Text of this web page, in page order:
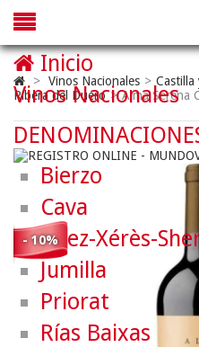
> Vinos Nacionales > Castilla
Ribera del Duero > Alma Serena
- 10%
Inicio
Vinos Nacionales
Bierzo
Cava
Jerez-Xérès-
Jumilla
Priorat
Rías Baixas